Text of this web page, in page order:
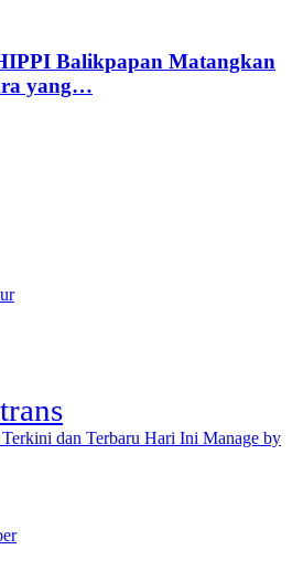
Balikpapan Matangkan
yang…
dan Terbaru Hari Ini Manage by